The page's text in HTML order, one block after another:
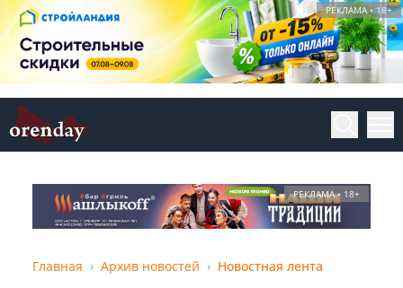
РЕКЛАМА • 18+
РЕКЛАМА • 18+
Главная Архив новостей Новостная лента